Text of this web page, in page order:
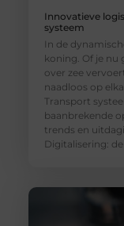
Innovatieve
systeem
In de
koning. Of je nu
over zee
naadloos op
Transport
baanbrekende
trends en
Digitalisering: de